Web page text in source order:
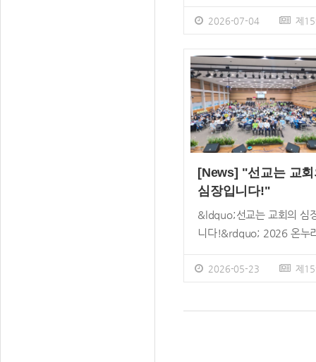
당), 강부호 목사(양재온누
교회 담당), 이인용 장로,
리교회 리더 십 등 180여
참석했다. 추모예배는 박종
목사 사회, 이인용 장로 대
특순, 강 부호 목사 메시지,
가족 인사, 이재훈 위임 목
도 등의 순으로 진행됐다.
후에는 하용조 목사 묘소를
부호 목사가 &lsquo;소원
명, 아웃리치 59개 팀
부의 여름사역이 본격 시작
다. 7월과 8월 성경 인물
&lsquo;여호수 아&rsquo;
삶과 신앙을 배우고 닮아가
여름 캠 프와 아웃리치가
진다. 여름 캠프에는 국 내
리교회 모든 캠퍼스 차세대
113개 부 서 1만여 명의 학
내 27개 팀 566명, 해외
팀 524명이 참가한다. 예
등부&middot;소년부) 여
2026-07-04 제
[News] "선교는 교
심장입니다!"
&ldquo;선교는 교회의 심
니다!&rdquo; 2026 온누
서구권 교회지도자, 목회자
2026-05-23 제